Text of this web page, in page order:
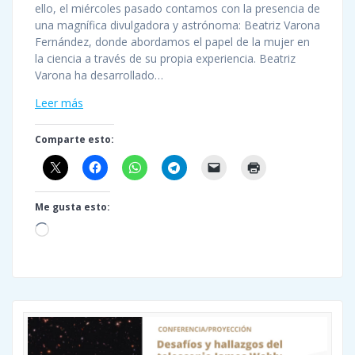
ello, el miércoles pasado contamos con la presencia de
una magnífica divulgadora y astrónoma: Beatriz Varona
Fernández, donde abordamos el papel de la mujer en
la ciencia a través de su propia experiencia. Beatriz
Varona ha desarrollado…
Leer más
Comparte esto:
Me gusta esto:
Cargando...